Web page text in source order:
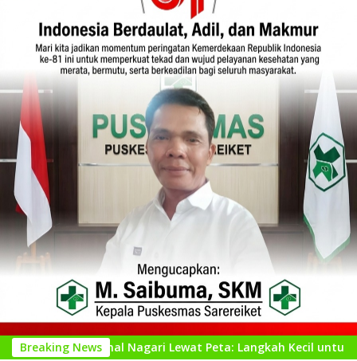
Breaking News
Nagari Lewat Peta: Langkah Kecil untuk Perencanaan